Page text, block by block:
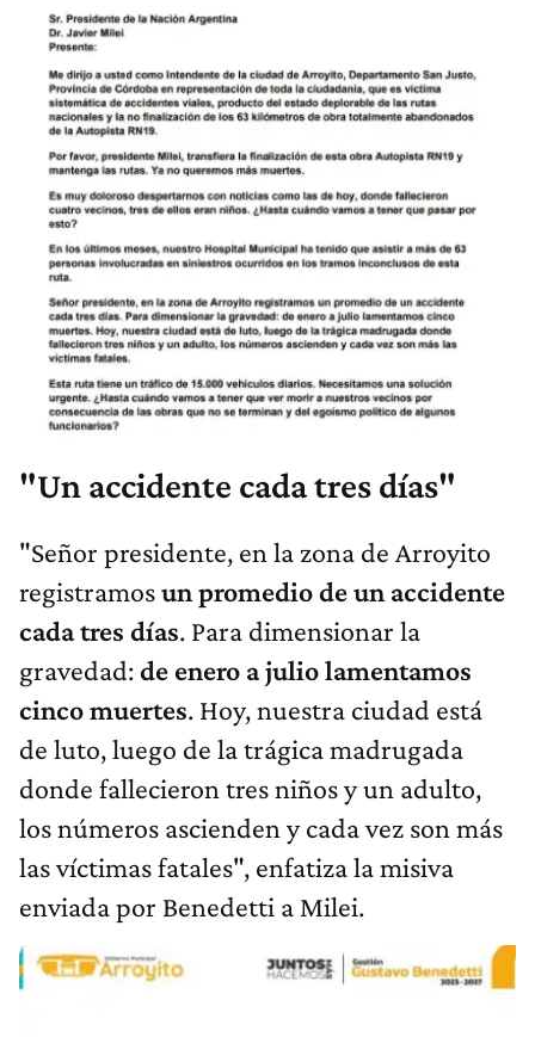
"Un accidente cada tres días"
"Señor presidente, en la zona de Arroyito
registramosun promedio de un accidente
cada tres días. Para dimensionar la
gravedad:de enero a julio lamentamos
cinco muertes. Hoy, nuestra ciudad está
de luto, luego de la trágica madrugada
donde fallecieron tres niños y un adulto,
los números ascienden y cada vez son más
las víctimas fatales", enfatiza la misiva
enviada por Benedetti a Milei.